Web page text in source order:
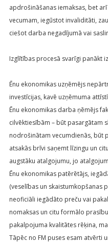
apdrošināšanas iemaksas, bet
vecumam, iegūstot invaliditāti,
ciešot darba negadījumā vai
Izglītības procesā svarīgi panākt
Ēnu ekonomikas uzņēmējs
investīcijas, kavē uzņēmuma
Ēnu ekonomikas darba ņēmējs
cilvēktiesībām – būt pasargātam
nodrošinātam vecumdienās, būt
atsakās brīvi saņemt līzingu un
augstāku atalgojumu, jo
Ēnu ekonomikas patērētājs,
(veselības un skaistumkopšanas
neoficiāli iegādāto preču vai
nomaksas un citu formālo
pakalpojuma kvalitātes rēķina,
Tāpēc no FM puses esam atvērti